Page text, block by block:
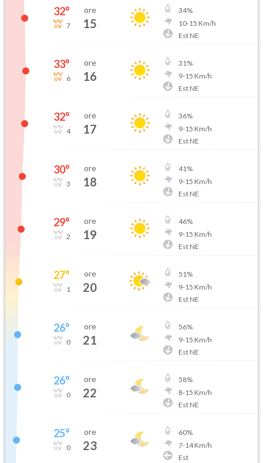
32°
7
ore
15
34%
10-15 Km/h
Est NE
33°
6
ore
16
31%
9-15 Km/h
Est NE
32°
4
ore
17
36%
9-15 Km/h
Est NE
30°
3
ore
18
41%
9-15 Km/h
Est NE
29°
2
ore
19
46%
9-15 Km/h
Est NE
27°
1
ore
20
51%
9-15 Km/h
Est NE
26°
0
ore
21
56%
9-15 Km/h
Est NE
26°
0
ore
22
58%
8-15 Km/h
Est NE
25°
0
ore
23
60%
7-14Km/h
Est